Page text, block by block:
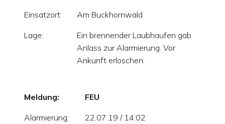
Einsatzort: Am Buckhornwald
Lage:
Ein brennender Laubhaufen gab
Anlass zur Alarmierung. Vor
Ankunft erloschen.
Meldung: FEU
Alarmierung: 22.07.19 / 14:02